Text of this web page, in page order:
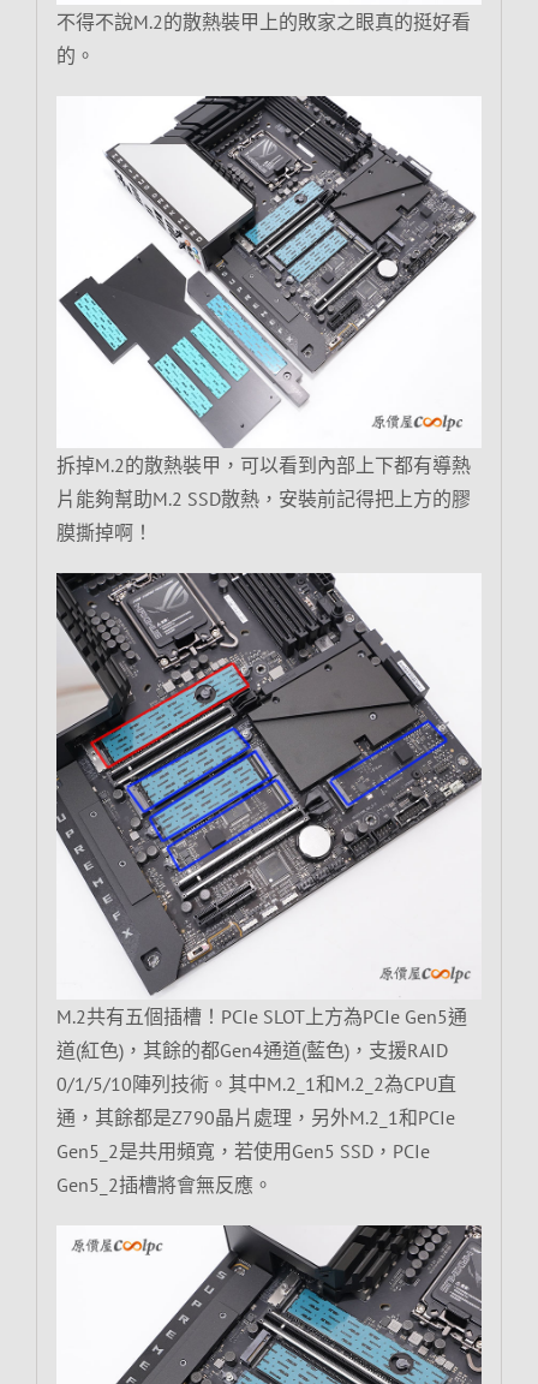
不得不說M.2的散熱裝甲上的敗家之眼真的挺好看
的。
拆掉M.2的散熱裝甲，可以看到內部上下都有導熱
片能夠幫助M.2 SSD散熱，安裝前記得把上方的膠
膜撕掉啊！
M.2共有五個插槽！PCIe SLOT上方為PCIe Gen5通
道(紅色)，其餘的都Gen4通道(藍色)，支援RAID
0/1/5/10陣列技術。其中M.2_1和M.2_2為CPU直
通，其餘都是Z790晶片處理，另外M.2_1和PCIe
Gen5_2是共用頻寬，若使用Gen5 SSD，PCIe
Gen5_2插槽將會無反應。